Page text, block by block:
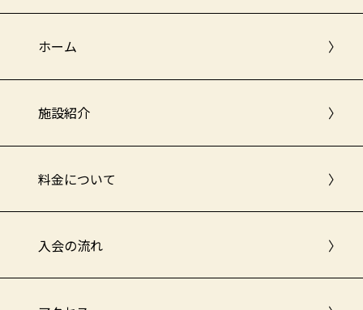
ホーム 〉
施設紹介 〉
料金について 〉
入会の流れ 〉